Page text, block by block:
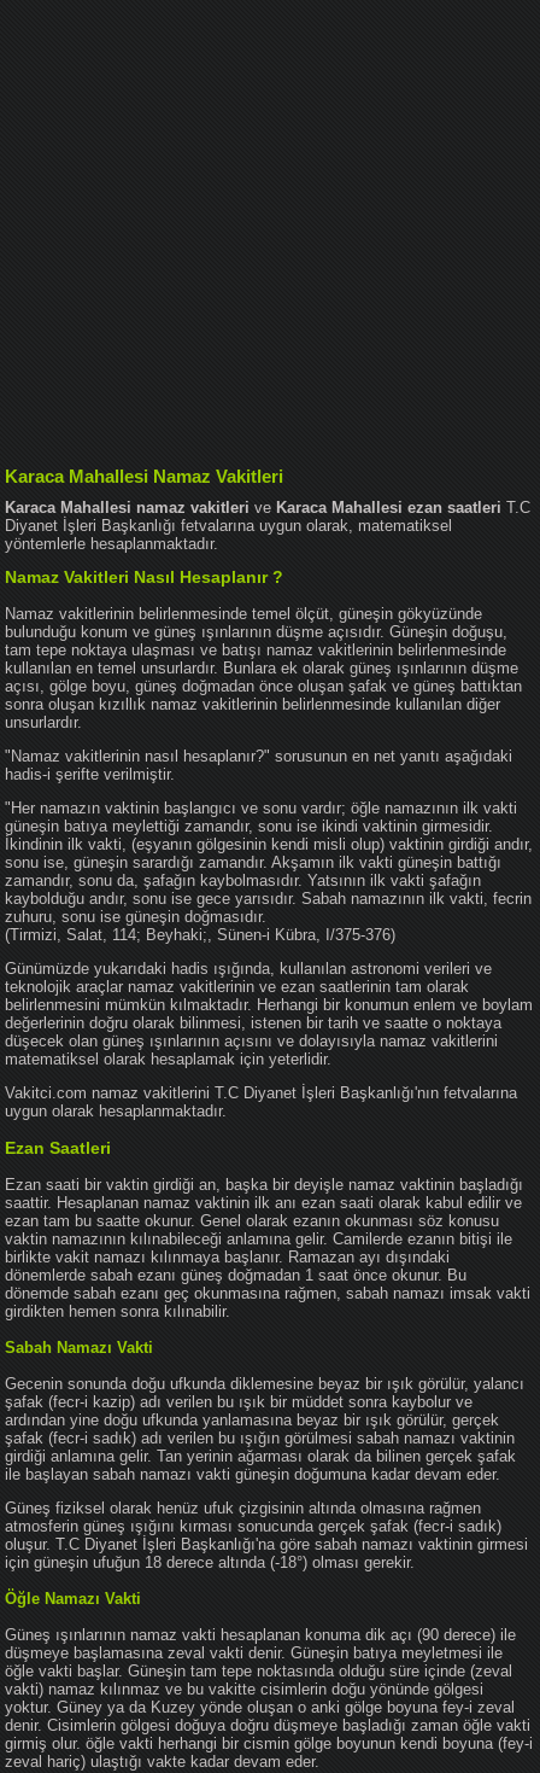
Karaca Mahallesi Namaz Vakitleri
Karaca Mahallesi namaz vakitleri ve Karaca Mahallesi ezan saatleri T.C
Diyanet İşleri Başkanlığı fetvalarına uygun olarak, matematiksel
yöntemlerle hesaplanmaktadır.
Namaz Vakitleri Nasıl Hesaplanır ?
Namaz vakitlerinin belirlenmesinde temel ölçüt, güneşin gökyüzünde
bulunduğu konum ve güneş ışınlarının düşme açısıdır. Güneşin doğuşu,
tam tepe noktaya ulaşması ve batışı namaz vakitlerinin belirlenmesinde
kullanılan en temel unsurlardır. Bunlara ek olarak güneş ışınlarının düşme
açısı, gölge boyu, güneş doğmadan önce oluşan şafak ve güneş battıktan
sonra oluşan kızıllık namaz vakitlerinin belirlenmesinde kullanılan diğer
unsurlardır.
"Namaz vakitlerinin nasıl hesaplanır?" sorusunun en net yanıtı aşağıdaki
hadis-i şerifte verilmiştir.
"Her namazın vaktinin başlangıcı ve sonu vardır; öğle namazının ilk vakti
güneşin batıya meylettiği zamandır, sonu ise ikindi vaktinin girmesidir.
İkindinin ilk vakti, (eşyanın gölgesinin kendi misli olup) vaktinin girdiği andır,
sonu ise, güneşin sarardığı zamandır. Akşamın ilk vakti güneşin battığı
zamandır, sonu da, şafağın kaybolmasıdır. Yatsının ilk vakti şafağın
kaybolduğu andır, sonu ise gece yarısıdır. Sabah namazının ilk vakti, fecrin
zuhuru, sonu ise güneşin doğmasıdır.
(Tirmizi, Salat, 114; Beyhaki;, Sünen-i Kübra, I/375-376)
Günümüzde yukarıdaki hadis ışığında, kullanılan astronomi verileri ve
teknolojik araçlar namaz vakitlerinin ve ezan saatlerinin tam olarak
belirlenmesini mümkün kılmaktadır. Herhangi bir konumun enlem ve boylam
değerlerinin doğru olarak bilinmesi, istenen bir tarih ve saatte o noktaya
düşecek olan güneş ışınlarının açısını ve dolayısıyla namaz vakitlerini
matematiksel olarak hesaplamak için yeterlidir.
Vakitci.com namaz vakitlerini T.C Diyanet İşleri Başkanlığı'nın fetvalarına
uygun olarak hesaplanmaktadır.
Ezan Saatleri
Ezan saati bir vaktin girdiği an, başka bir deyişle namaz vaktinin başladığı
saattir. Hesaplanan namaz vaktinin ilk anı ezan saati olarak kabul edilir ve
ezan tam bu saatte okunur. Genel olarak ezanın okunması söz konusu
vaktin namazının kılınabileceği anlamına gelir. Camilerde ezanın bitişi ile
birlikte vakit namazı kılınmaya başlanır. Ramazan ayı dışındaki
dönemlerde sabah ezanı güneş doğmadan 1 saat önce okunur. Bu
dönemde sabah ezanı geç okunmasına rağmen, sabah namazı imsak vakti
girdikten hemen sonra kılınabilir.
Sabah Namazı Vakti
Gecenin sonunda doğu ufkunda diklemesine beyaz bir ışık görülür, yalancı
şafak (fecr-i kazip) adı verilen bu ışık bir müddet sonra kaybolur ve
ardından yine doğu ufkunda yanlamasına beyaz bir ışık görülür, gerçek
şafak (fecr-i sadık) adı verilen bu ışığın görülmesi sabah namazı vaktinin
girdiği anlamına gelir. Tan yerinin ağarması olarak da bilinen gerçek şafak
ile başlayan sabah namazı vakti güneşin doğumuna kadar devam eder.
Güneş fiziksel olarak henüz ufuk çizgisinin altında olmasına rağmen
atmosferin güneş ışığını kırması sonucunda gerçek şafak (fecr-i sadık)
oluşur. T.C Diyanet İşleri Başkanlığı'na göre sabah namazı vaktinin girmesi
için güneşin ufuğun 18 derece altında (-18°) olması gerekir.
Öğle Namazı Vakti
Güneş ışınlarının namaz vakti hesaplanan konuma dik açı (90 derece) ile
düşmeye başlamasına zeval vakti denir. Güneşin batıya meyletmesi ile
öğle vakti başlar. Güneşin tam tepe noktasında olduğu süre içinde (zeval
vakti) namaz kılınmaz ve bu vakitte cisimlerin doğu yönünde gölgesi
yoktur. Güney ya da Kuzey yönde oluşan o anki gölge boyuna fey-i zeval
denir. Cisimlerin gölgesi doğuya doğru düşmeye başladığı zaman öğle vakti
girmiş olur. öğle vakti herhangi bir cismin gölge boyunun kendi boyuna (fey-i
zeval hariç) ulaştığı vakte kadar devam eder.